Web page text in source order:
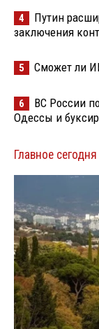
4
Путин
заключения
5 Сможет ли
6
ВС России
Одессы и
Главное сегодня